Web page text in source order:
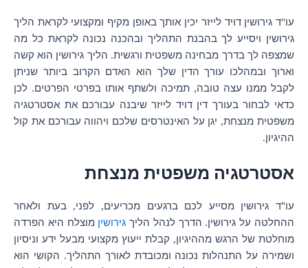
עו"ד גירושין דויד לייזר יכין אותך באופן מקיף ומקצועי לקראת הליך
גירושין ויסייע לך בהבנת התהליך ובהכנה נכונה לקראת כל מה
שמצפה לך בדרך מבחינה משפטית ורגשית. הליך גירושין הוא קשה
וארוך ובמהלכו עורך הדין שלך הוא האדם הקרוב ביותר שניתן
לקבל ממנו עצה טובה, תמיכה ולשתף אותו בפרטי הפרטים. לכן
כדאי לבחור בעורך דין דויד לייזר שיבנה עבורכם את אסטרטגיה
משפטית מנצחת, יגן על האינטרסים שלכם ויהווה עבורכם את קול
ההיגיון.
אסטרטגיה משפטית מנצחת
עו"ד גירושין מסייע לכם ברגעים מכריעים, לפני, בעת ולאחר
ההחלטה על גירושין. הדרך לנהל הליך גירושין מוצלח היא הפרדה
מוחלטת של הרגש מההיגיון, קבלת ייעוץ מקצועי מבעל ידע וניסיון
ושמירה על התנהלות נכונה ומכובדת לאורך התהליך. הקושי הוא